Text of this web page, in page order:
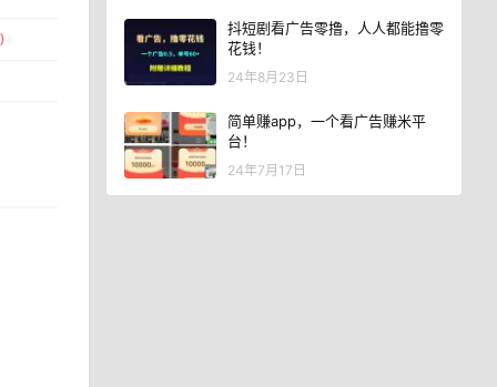
抖短剧看广告零撸，人人都能撸零
花钱！
24年8月23日
简单赚app，一个看广告赚米平
台！
24年7月17日